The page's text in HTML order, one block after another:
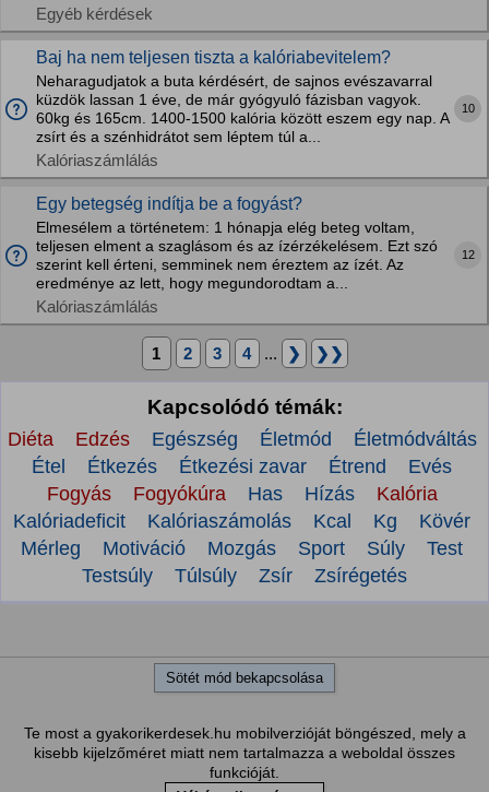
Egyéb kérdések
Baj ha nem teljesen tiszta a kalóriabevitelem?
Neharagudjatok a buta kérdésért, de sajnos evészavarral
küzdök lassan 1 éve, de már gyógyuló fázisban vagyok.
60kg és 165cm. 1400-1500 kalória között eszem egy nap. A
zsírt és a szénhidrátot sem léptem túl a...
Kalóriaszámlálás
10
Egy betegség indítja be a fogyást?
Elmesélem a történetem: 1 hónapja elég beteg voltam,
teljesen elment a szaglásom és az ízérzékelésem. Ezt szó
szerint kell érteni, semminek nem éreztem az ízét. Az
eredménye az lett, hogy megundorodtam a...
Kalóriaszámlálás
12
1 2 3 4 ... ❯ ❯❯
Kapcsolódó témák:
Diéta Edzés Egészség Életmód
Életmódváltás
Étel
Étkezés Étkezési zavar Étrend
Evés
Fogyás
Fogyókúra Has Hízás
Kalória
Kalóriadeficit
Kalóriaszámolás Kcal Kg
Kövér
Mérleg
Motiváció Mozgás Sport Súly
Test
Testsúly
Túlsúly Zsír Zsírégetés
Sötét mód bekapcsolása
Te most a gyakorikerdesek.hu mobilverzióját böngészed, mely a
kisebb kijelzőméret miatt nem tartalmazza a weboldal összes
funkcióját.